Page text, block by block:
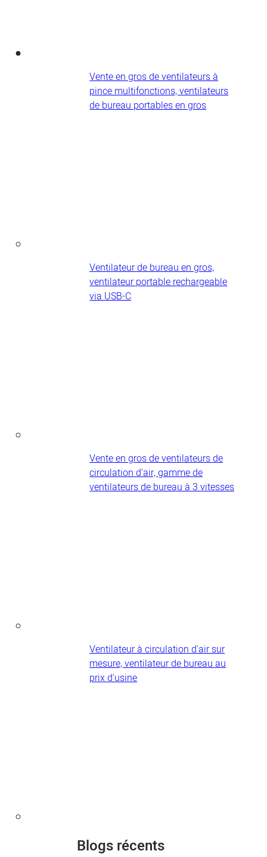
Vente en gros de ventilateurs à
pince multifonctions, ventilateurs
de bureau portables en gros
Ventilateur de bureau en gros,
ventilateur portable rechargeable
via USB-C
Vente en gros de ventilateurs de
circulation d'air, gamme de
ventilateurs de bureau à 3 vitesses
Ventilateur à circulation d'air sur
mesure, ventilateur de bureau au
prix d'usine
Blogs récents